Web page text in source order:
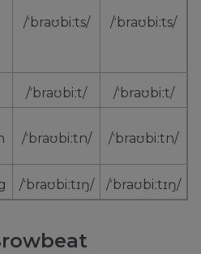
/ˈbraʊbiːts/ /ˈbraʊbiːts/
/ˈbraʊbiːt/ /ˈbraʊbiːt/
/ˈbraʊbiːtn/ /ˈbraʊbiːtn/
/ˈbraʊbiːtɪŋ/ /ˈbraʊbiːtɪŋ/